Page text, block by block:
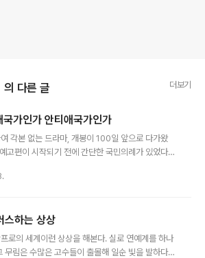
의 다른 글 더보기
가인가 안티애국가인가
각본 없는 드라마, 개봉이 100일 앞으로 다가왔
고편이 시작되기 전에 간단한 국민의례가 있었다.
장이 되었다. 어떤 이들은 마치 기다렸다는 듯이
그 광경은 오래 전 흑백 기억 속에 남아있는 극장
. 당시 죄지은 게 많은 군인출신 대통령들은 국민
제국주의 군대부터 배운 것이었다. 애국가는 하
스하는 상상
로의 세계이런 상상을 해본다. 실로 연예계를 하나
무림은 수많은 고수들이 출몰해 일순 빛을 발하다